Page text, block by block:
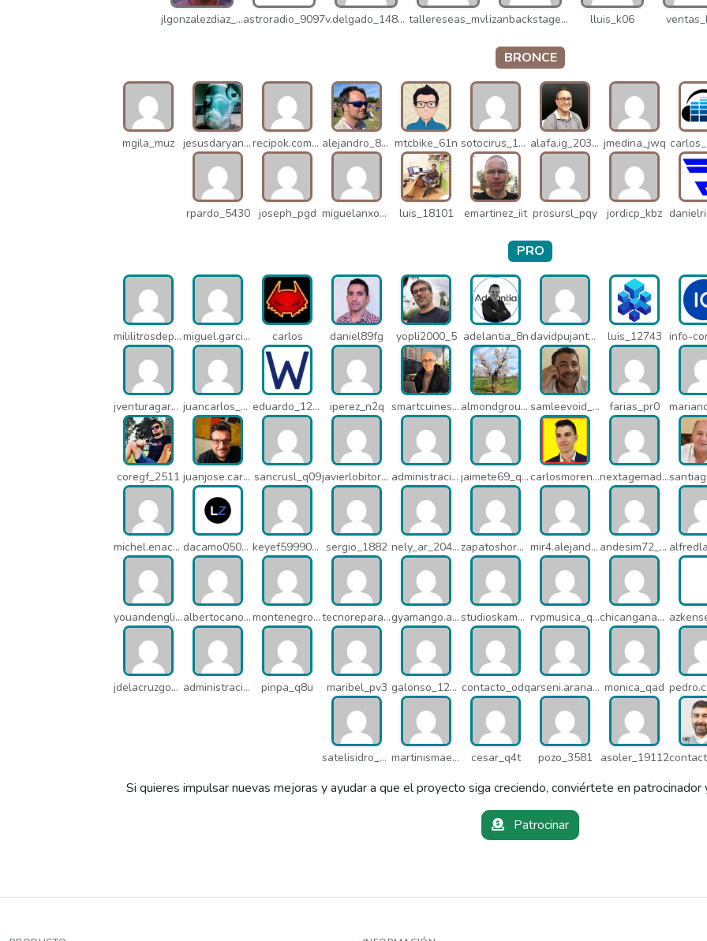
jlgonzalezdiaz_12316astroradio_9097 v.delgado_14821 tallereseas_mvl izanbackstage_14556 lluis_k06
BRONCE
mgila_muz jesusdaryanani_mko recipok.com_n5u alejandro_8931 mtcbike_61n sotocirus_11872 alafa.ig_20338 jmedina_jwq
rpardo_5430 joseph_pgd miguelanxogomez_21982 luis_18101 emartinez_iit prosursl_pqy jordicp_kbz
PRO
mililitrosdeperfume_lao miguel.garcia_l25 carlos daniel89fg yopli2000_5 adelantia_8n davidpujantelopez_mrf luis_12743
jventuragarcia_13040 juancarlos_ptr eduardo_12367 iperez_n2q smartcuines_1378 almondgroup1984_pjc samleevoid_n58 farias_pr0
coregf_2511 juanjose.carmona_182 sancrusl_q09 javierlobitort_pz2 administracion_q24 jaimete69_q26 carlosmorenogil_16533 nextagemadrid_lpj
michel.enacsl_o1y dacamo0502_q4e keyef59990_q4h sergio_1882 nely_ar_20403 zapatoshormacuatro_q5b mir4.alejandrov_q5i andesim72_pa3
youandenglish_q64 albertocano_q5l montenegroasesores1975_q7b tecnoreparacionesmedellin_q7c gyamango.admin_q7d studioskamaleon_owz rvpmusica_q7i chicangana01x_q7o
jdelacruzgonzalez2015_q8e administracion_pua pinpa_q8u maribel_pv3 galonso_12031 contacto_odq arseni.arana_16484 monica_qad
satelisidro_pt5 martinismaelima_qbd cesar_q4t pozo_3581 asoler_19112
Si quieres impulsar nuevas mejoras y ayudar a que el proyecto siga creciendo, conviértete en
Patrocinar